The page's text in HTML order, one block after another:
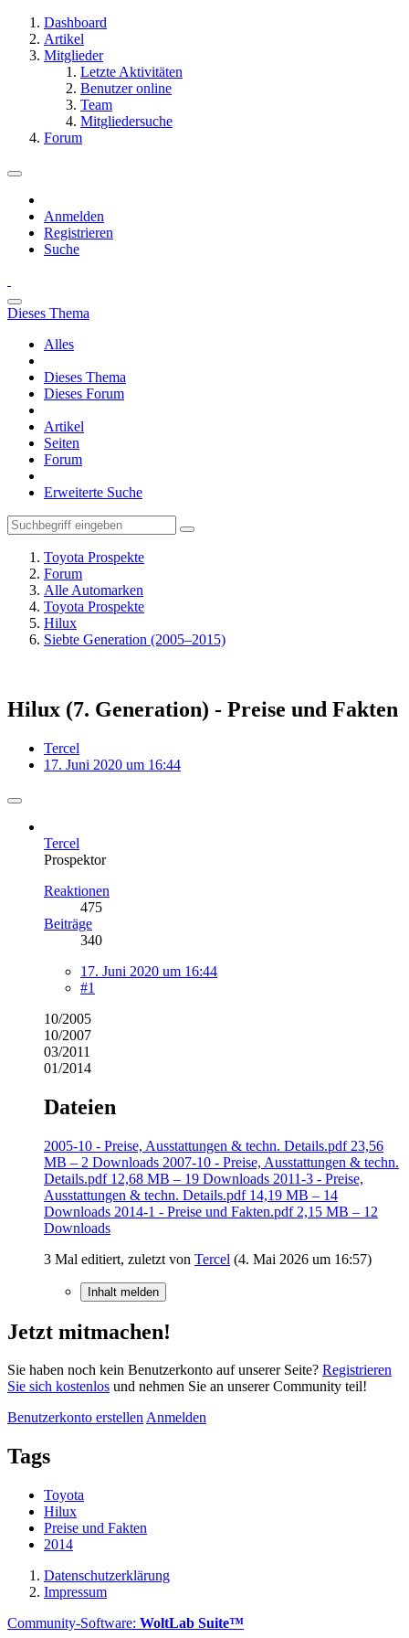
Dashboard
Artikel
Mitglieder
Letzte Aktivitäten
Benutzer online
Team
Mitgliedersuche
Forum
Anmelden
Registrieren
Suche
Dieses Thema
Alles
Dieses Thema
Dieses Forum
Artikel
Seiten
Forum
Erweiterte Suche
Toyota Prospekte
Forum
Alle Automarken
Toyota Prospekte
Hilux
Siebte Generation (2005–2015)
Hilux (7. Generation) - Preise und Fakten
Tercel
17. Juni 2020 um 16:44
Tercel
Prospektor
Reaktionen
475
Beiträge
340
17. Juni 2020 um 16:44
#1
10/2005
10/2007
03/2011
01/2014
Dateien
2005-10 - Preise, Ausstattungen & techn. Details.pdf 23,56
MB – 2 Downloads 2007-10 - Preise, Ausstattungen & techn.
Details.pdf 12,68 MB – 19 Downloads 2011-3 - Preise,
Ausstattungen & techn. Details.pdf 14,19 MB – 14
Downloads 2014-1 - Preise und Fakten.pdf 2,15 MB – 12
Downloads
3 Mal editiert, zuletzt von Tercel (4. Mai 2026 um 16:57)
Inhalt melden
Jetzt mitmachen!
Sie haben noch kein Benutzerkonto auf unserer Seite? Registrieren
Sie sich kostenlos und nehmen Sie an unserer Community teil!
Benutzerkonto erstellenAnmelden
Tags
Toyota
Hilux
Preise und Fakten
2014
Datenschutzerklärung
Impressum
Community-Software: WoltLab Suite™